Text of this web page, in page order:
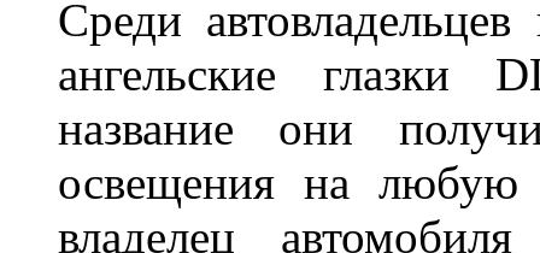
Среди
ангельские глазки
название они
освещения на любую
владелец